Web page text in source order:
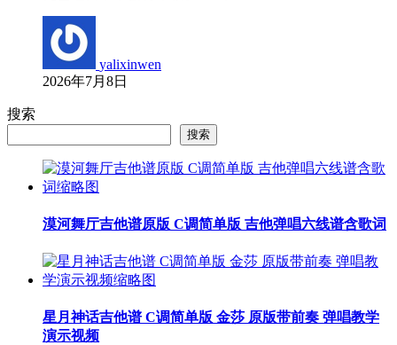
yalixinwen
2026年7月8日
搜索
搜索
漠河舞厅吉他谱原版 C调简单版 吉他弹唱六线谱含歌词
星月神话吉他谱 C调简单版 金莎 原版带前奏 弹唱教学
演示视频